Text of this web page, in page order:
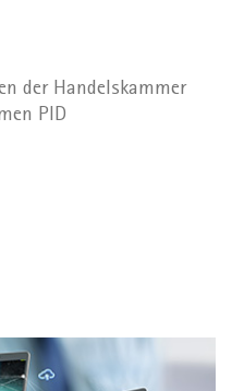
der Handelskammer
PID